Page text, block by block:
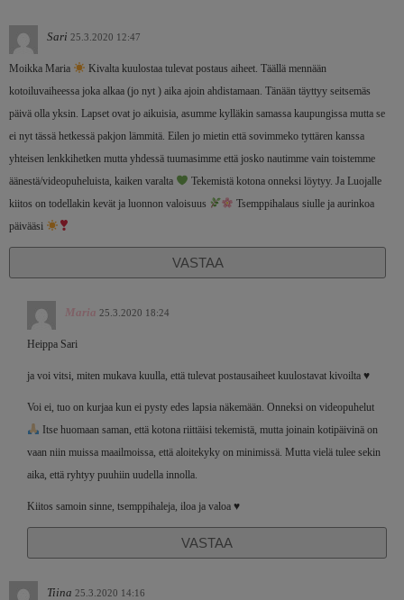
Sari 25.3.2020 12:47
Moikka Maria
Kivalta kuulostaa tulevat postaus aiheet. Täällä mennään
kotoiluvaiheessa joka alkaa (jo nyt ) aika ajoin ahdistamaan. Tänään täyttyy seitsemäs
päivä olla yksin. Lapset ovat jo aikuisia, asumme kylläkin samassa kaupungissa mutta se
ei nyt tässä hetkessä pakjon lämmitä. Eilen jo mietin että sovimmeko tyttären kanssa
yhteisen lenkkihetken mutta yhdessä tuumasimme että josko nautimme vain toistemme
äänestä/videopuheluista, kaiken varalta
Tekemistä kotona onneksi löytyy. Ja Luojalle
kiitos on todellakin kevät ja luonnon valoisuus
Tsemppihalaus siulle ja aurinkoa
päivääsi
VASTAA
Maria 25.3.2020 18:24
Heippa Sari
ja voi vitsi, miten mukava kuulla, että tulevat postausaiheet kuulostavat kivoilta ♥️
Voi ei, tuo on kurjaa kun ei pysty edes lapsia näkemään. Onneksi on videopuhelut
Itse huomaan saman, että kotona riittäisi tekemistä, mutta joinain kotipäivinä on
vaan niin muissa maailmoissa, että aloitekyky on minimissä. Mutta vielä tulee sekin
aika, että ryhtyy puuhiin uudella innolla.
Kiitos samoin sinne, tsemppihaleja, iloa ja valoa ♥️
VASTAA
Tiina 25.3.2020 14:16